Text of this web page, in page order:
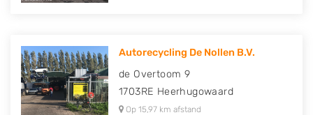
Autorecycling De Nollen B.V.
de Overtoom 9
1703RE Heerhugowaard
Op 15,97 km afstand